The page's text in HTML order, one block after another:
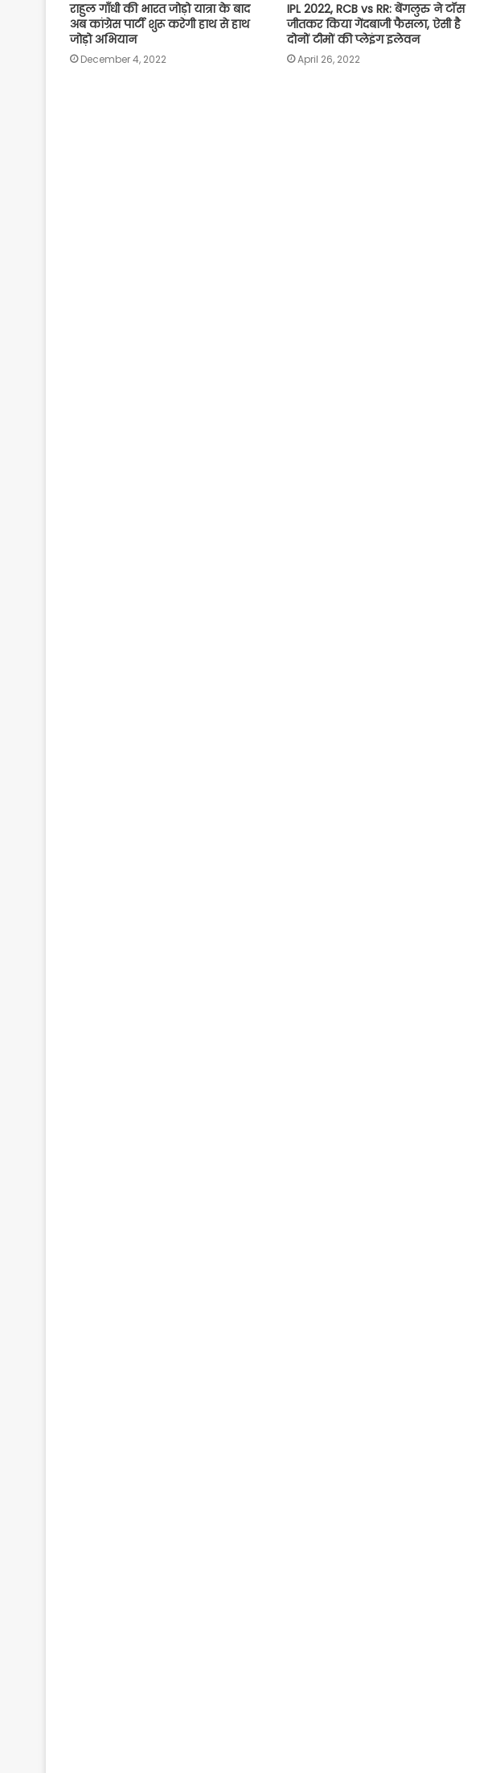
राहुल गाँधी की भारत जोड़ो यात्रा के बाद
अब कांग्रेस पार्टी शुरू करेगी हाथ से हाथ
जोड़ो अभियान
December 4, 2022
IPL 2022, RCB vs RR: बेंगलुरु ने टॉस
जीतकर किया गेंदबाजी फैसला, ऐसी है
दोनों टीमों की प्लेइंग इलेवन
April 26, 2022